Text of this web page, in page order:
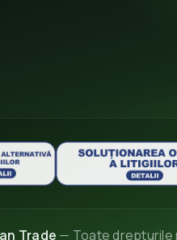
Trade — Toate drepturile